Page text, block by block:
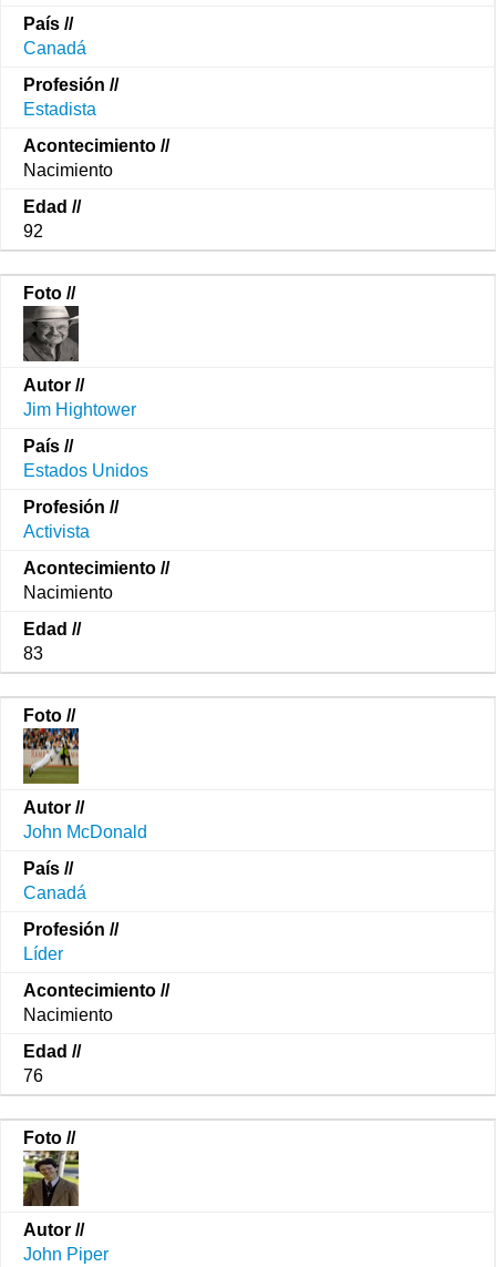
Canadá
Estadista
Nacimiento
92
Jim Hightower
Estados Unidos
Activista
Nacimiento
83
John McDonald
Canadá
Líder
Nacimiento
76
John Piper